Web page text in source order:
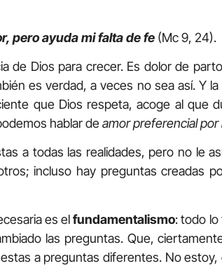
pero ayuda mi falta de fe (Mc 9, 24).
de Dios para crecer. Es dolor de
es verdad, a veces no sea así. Y
que Dios respeta, acoge al que
hablar de amor preferencial por
a todas las realidades, pero no le
incluso hay preguntas creadas
es elfundamentalismo: todo
las preguntas. Que,
a preguntas diferentes. No